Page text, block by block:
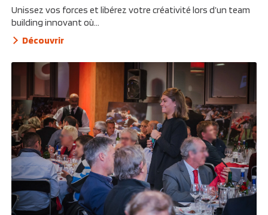
Unissez vos forces et libérez votre créativité lors d’un team
building innovant où...
Découvrir